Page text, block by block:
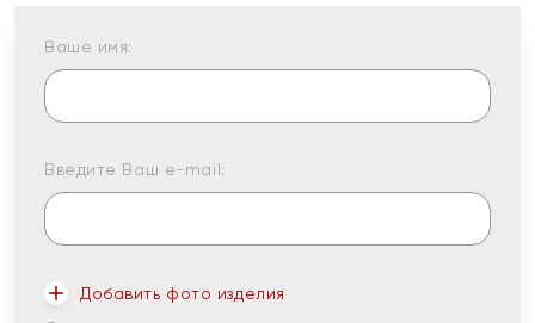
Ваше имя:
Введите Ваш e-mail:
Добавить фото изделия